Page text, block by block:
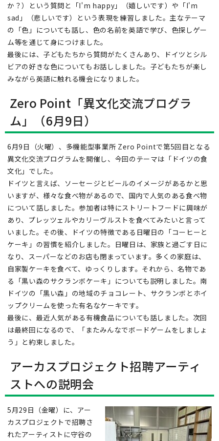
か？）という質問と「I'm happy」（嬉しいです）や「I'm
sad」（悲しいです）という表現を練習しました。主なテーマ
の「色」についても話し、色の名前を英語で学び、色探しゲー
ム等を通じて身につけました。
最後には、子どもたちから質問がたくさんあり、ドイツとシル
ビアの好きな色についてもお話ししました。子どもたちが楽し
みながら英語に触れる機会になりました。
Zero Point「異文化交流プログラ
ム」（6月9日）
6月9日（火曜）、多機能型事業所 Zero Pointで第5回目となる
異文化交流プログラムを開催し、今回のテーマは「ドイツの食
文化」でした。
ドイツと言えば、ソーセージとビールのイメージがあるかと思
いますが、様々な食べ物があるので、国内で人気のある食べ物
について話しました。参加者は特にストリートフードに興味が
あり、プレッツェルやカリーヴルストを食べてみたいと言って
いました。その後、ドイツの特徴である日曜日の「コーヒーと
ケーキ」の習慣を紹介しました。日曜日は、家族と過ごす日に
なり、スーパーなどのお店も閉まっています。多くの家庭は、
自家製ケーキを食べて、ゆっくりします。それから、名物であ
る「黒い森のサクランボケーキ」についても説明しました。南
ドイツの「黒い森」の地域のチョコレート、サクランボとホイ
ップクリームを使った有名なケーキです。
最後に、最近人気がある有機食品についても話しました。次回
は最終回になるので、「またみんなでボードゲームをしましょ
う」と約束しました。
アーカスプロジェクト招聘アーティ
ストへの説明会
5月29日（金曜）に、アー
カスプロジェクトで招聘さ
れたアーティストに守谷の